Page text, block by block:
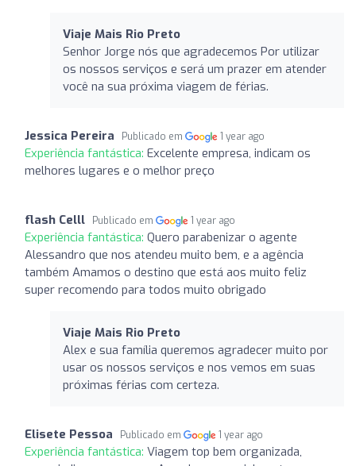
Viaje Mais Rio Preto
Senhor Jorge nós que agradecemos Por utilizar
os nossos serviços e será um prazer em atender
você na sua próxima viagem de férias.
Jessica Pereira Publicado em 1 year ago
Experiência fantástica: Excelente empresa, indicam os
melhores lugares e o melhor preço
flash Celll Publicado em 1 year ago
Experiência fantástica: Quero parabenizar o agente
Alessandro que nos atendeu muito bem, e a agência
também Amamos o destino que está aos muito feliz
super recomendo para todos muito obrigado
Viaje Mais Rio Preto
Alex e sua família queremos agradecer muito por
usar os nossos serviços e nos vemos em suas
próximas férias com certeza.
Elisete Pessoa Publicado em 1 year ago
Experiência fantástica: Viagem top bem organizada,